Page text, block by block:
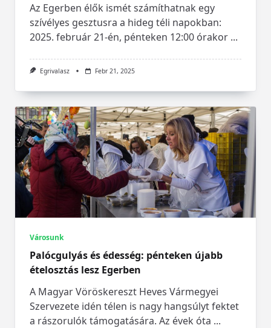
Az Egerben élők ismét számíthatnak egy
szívélyes gesztusra a hideg téli napokban:
2025. február 21-én, pénteken 12:00 órakor ...
Egrivalasz Febr 21, 2025
Városunk
Palócgulyás és édesség: pénteken újabb
ételosztás lesz Egerben
A Magyar Vöröskereszt Heves Vármegyei
Szervezete idén télen is nagy hangsúlyt fektet
a rászorulók támogatására. Az évek óta ...